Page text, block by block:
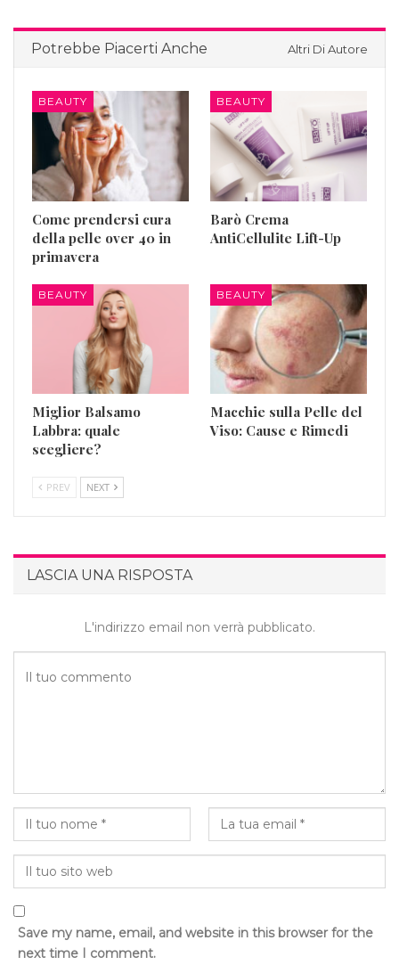
Potrebbe Piacerti Anche Altri Di Autore
BEAUTY
Come prendersi cura
della pelle over 40 in
primavera
BEAUTY
Barò Crema
AntiCellulite Lift-Up
BEAUTY
Miglior Balsamo
Labbra: quale
scegliere?
BEAUTY
Macchie sulla Pelle del
Viso: Cause e Rimedi
PREV NEXT
LASCIA UNA RISPOSTA
L'indirizzo email non verrà pubblicato.
Save my name, email, and website in this browser for the
next time I comment.